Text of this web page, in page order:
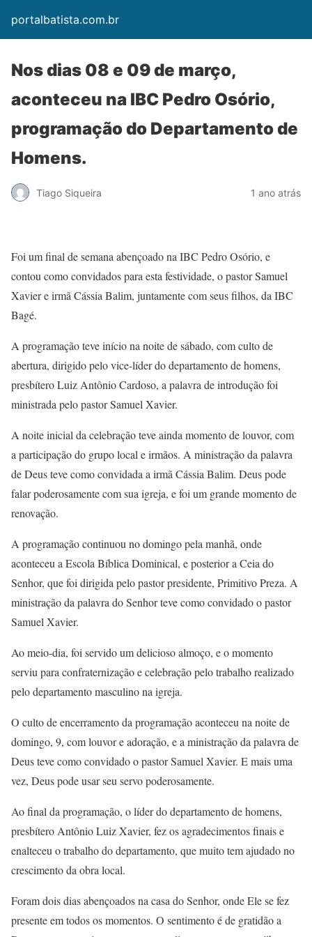
portalbatista.com.br
Nos dias 08 e 09 de março,
aconteceu na IBC Pedro Osório,
programação do Departamento de
Homens.
Tiago Siqueira 1 ano atrás
Foi um final de semana abençoado na IBC Pedro Osório, e
contou como convidados para esta festividade, o pastor Samuel
Xavier e irmã Cássia Balim, juntamente com seus filhos, da IBC
Bagé.
A programação teve início na noite de sábado, com culto de
abertura, dirigido pelo vice-líder do departamento de homens,
presbítero Luiz Antônio Cardoso, a palavra de introdução foi
ministrada pelo pastor Samuel Xavier.
A noite inicial da celebração teve ainda momento de louvor, com
a participação do grupo local e irmãos. A ministração da palavra
de Deus teve como convidada a irmã Cássia Balim. Deus pode
falar poderosamente com sua igreja, e foi um grande momento de
renovação.
A programação continuou no domingo pela manhã, onde
aconteceu a Escola Bíblica Dominical, e posterior a Ceia do
Senhor, que foi dirigida pelo pastor presidente, Primitivo Preza. A
ministração da palavra do Senhor teve como convidado o pastor
Samuel Xavier.
Ao meio-dia, foi servido um delicioso almoço, e o momento
serviu para confraternização e celebração pelo trabalho realizado
pelo departamento masculino na igreja.
O culto de encerramento da programação aconteceu na noite de
domingo, 9, com louvor e adoração, e a ministração da palavra de
Deus teve como convidado o pastor Samuel Xavier. E mais uma
vez, Deus pode usar seu servo poderosamente.
Ao final da programação, o líder do departamento de homens,
presbítero Antônio Luiz Xavier, fez os agradecimentos finais e
enalteceu o trabalho do departamento, que muito tem ajudado no
crescimento da obra local.
Foram dois dias abençoados na casa do Senhor, onde Ele se fez
presente em todos os momentos. O sentimento é de gratidão a